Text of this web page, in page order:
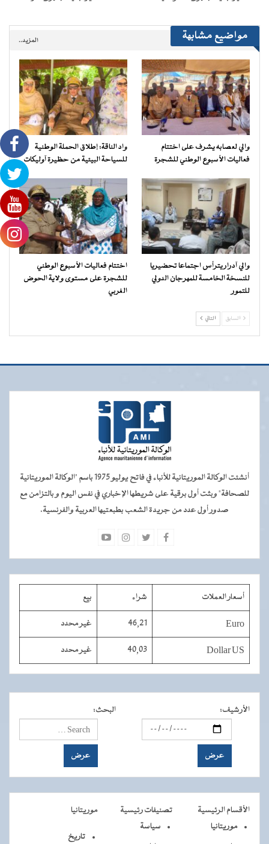
مواضيع مشابهة المزيد..
والي لعصابه يشرف على اختتام
فعاليات الأسبوع الوطني للشجرة
واد الناقة: إطلاق الحملة الوطنية
للسياحة البيئية من حظيرة آوليكات
والي آدرار يترأس اجتماعا تحضيريا
للنسخة الخامسة للمهرجان الدولي
للتمور
اختتام فعاليات الأسبوع الوطني
للشجرة على مستوى ولاية الحوض
الغربي
السابق التالي
أنشئت الوكالة الموريتانية للأنباء في فاتح يوليو 1975 باسم "الوكالة الموريتانية
للصحافة" وبثت أول برقية على شريطها الإخباري في نفس اليوم و بالتزامن مع
صدور أول عدد من جريدة الشعب بطبعتيها العربية والفرنسية.
أسعار العملات شراء بيع
Euro
46,21 غير محدد
Dollar US
40,03 غير محدد
الأرشيف: البحث:
الأقسام الرئيسية تصنيفات رئيسية
موريتانيا
موريتانيا
سياسة
تاريخ